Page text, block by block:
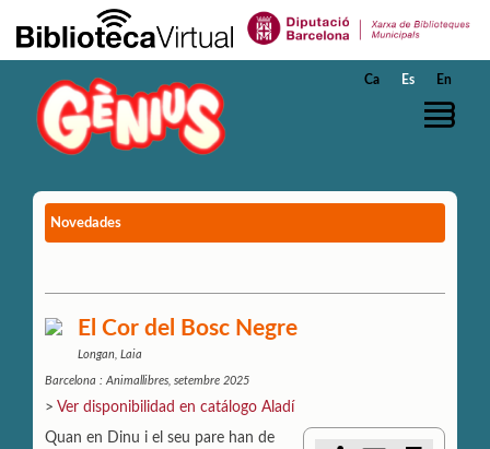
Saltar al contenido principal
Ca Es En
Novedades
El Cor del Bosc Negre
Longan, Laia
Barcelona : Animallibres, setembre 2025
> Ver disponibilidad en catálogo Aladí
Quan en Dinu i el seu pare han de